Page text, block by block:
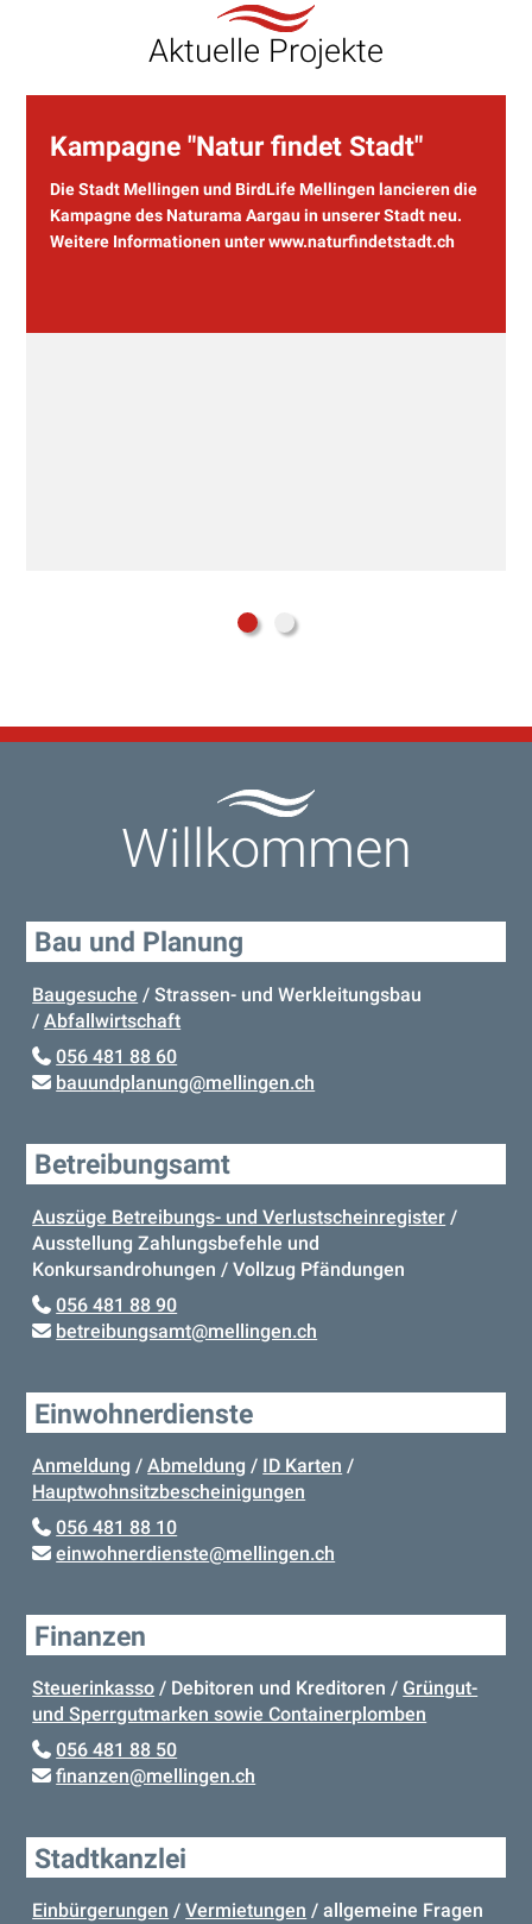
Aktuelle Projekte
Kampagne "Natur findet Stadt"
Die Stadt Mellingen und BirdLife Mellingen lancieren die
Kampagne des Naturama Aargau in unserer Stadt neu.
Weitere Informationen unter www.naturfindetstadt.ch
Willkommen
Bau und Planung
Baugesuche / Strassen- und Werkleitungsbau
/Abfallwirtschaft
056 481 88 60
bauundplanung@mellingen.ch
Betreibungsamt
Auszüge Betreibungs- und Verlustscheinregister /
Ausstellung Zahlungsbefehle und
Konkursandrohungen / Vollzug Pfändungen
056 481 88 90
betreibungsamt@mellingen.ch
Einwohnerdienste
Anmeldung /Abmeldung / ID Karten /
Hauptwohnsitzbescheinigungen
056 481 88 10
einwohnerdienste@mellingen.ch
Finanzen
Steuerinkasso / Debitoren und Kreditoren /Grüngut-
und Sperrgutmarken sowie Containerplomben
056 481 88 50
finanzen@mellingen.ch
Stadtkanzlei
Einbürgerungen /Vermietungen / allgemeine Fragen